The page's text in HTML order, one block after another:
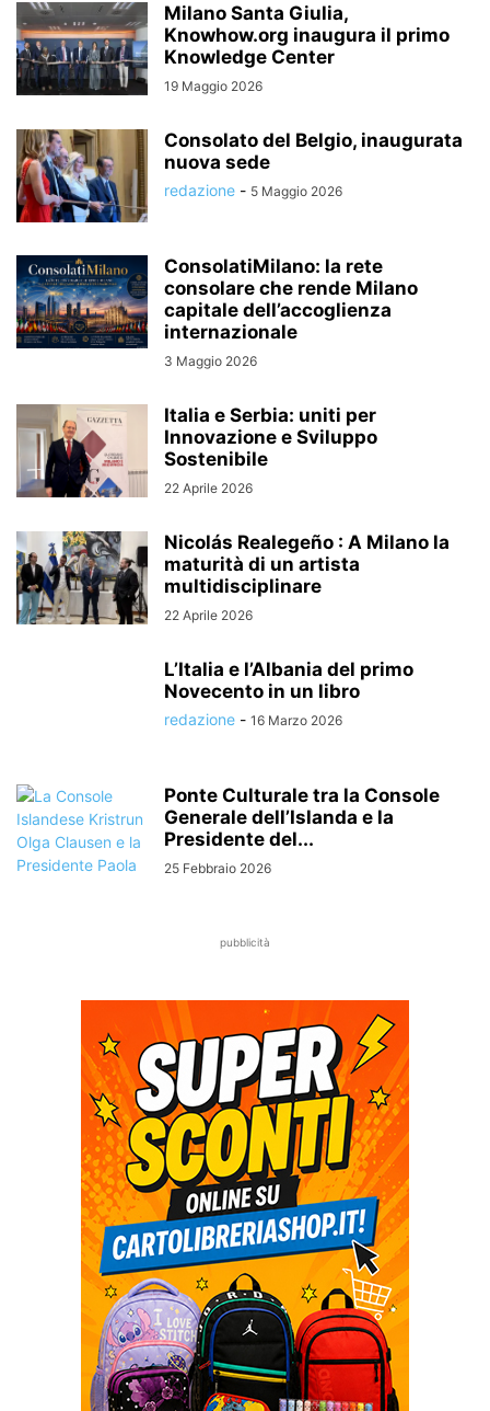
Milano Santa Giulia,
Knowhow.org inaugura il primo
Knowledge Center
19 Maggio 2026
Consolato del Belgio, inaugurata
nuova sede
redazione - 5 Maggio 2026
ConsolatiMilano: la rete
consolare che rende Milano
capitale dell’accoglienza
internazionale
3 Maggio 2026
Italia e Serbia: uniti per
Innovazione e Sviluppo
Sostenibile
22 Aprile 2026
Nicolás Realegeño : A Milano la
maturità di un artista
multidisciplinare
22 Aprile 2026
L’Italia e l’Albania del primo
Novecento in un libro
redazione - 16 Marzo 2026
Ponte Culturale tra la Console
Generale dell’Islanda e la
Presidente del...
25 Febbraio 2026
pubblicità